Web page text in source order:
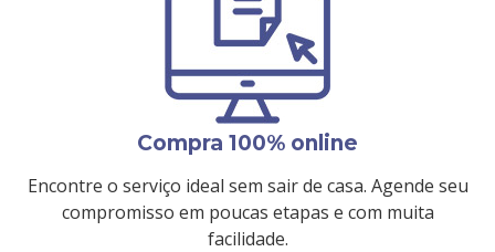
Compra 100% online
Encontre o serviço ideal sem sair de casa. Agende seu
compromisso em poucas etapas e com muita
facilidade.